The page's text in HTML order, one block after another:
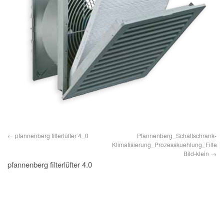
pfannenberg filterlüfter 4_0
Pfannenberg_Schaltschrank-
Bild-klein
pfannenberg filterlüfter 4.0